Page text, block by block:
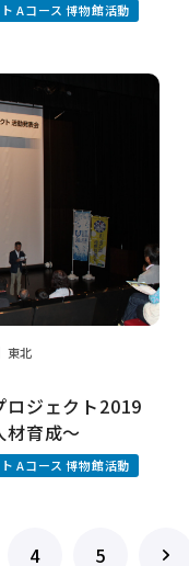
Aコース 博物館活動
東北
ロジェクト2019
材育成～
Aコース 博物館活動
4 5